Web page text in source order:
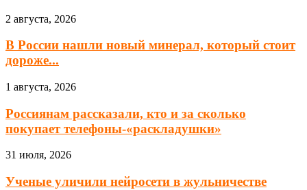
2 августа, 2026
В России нашли новый минерал, который стоит
дороже...
1 августа, 2026
Россиянам рассказали, кто и за сколько
покупает телефоны-«раскладушки»
31 июля, 2026
Ученые уличили нейросети в жульничестве